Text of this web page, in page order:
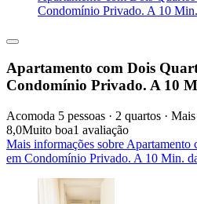
Condomínio Privado. A 10
Apartamento com Dois
Condomínio Privado. A 10
Acomoda 5 pessoas · 2 quartos ·
8,0Muito boa1 avaliação
Mais informações sobre Apartamento
em Condomínio Privado. A 10 Min.